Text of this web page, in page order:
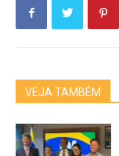
VEJA TAMBÉM